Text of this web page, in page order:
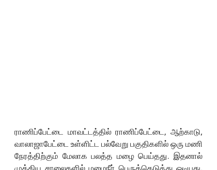
ராணிப்பேட்டை மாவட்டத்தில் ராணிப்பேட்டை, ஆற்காடு,
வாலாஜாபேட்டை உள்ளிட்ட பல்வேறு பகுதிகளில் ஒரு மணி
நேரத்திற்கும் மேலாக பலத்த மழை பெய்தது. இதனால்